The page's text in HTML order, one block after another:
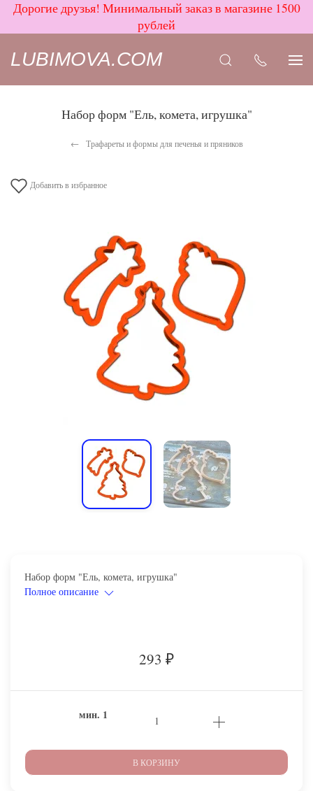
Дорогие друзья! Минимальный заказ в магазине 1500
рублей
LUBIMOVA.COM
Набор форм "Ель, комета, игрушка"
Трафареты и формы для печенья и пряников
Добавить в избранное
Набор форм "Ель, комета, игрушка"
Полное описание
293 ₽
мин. 1
В КОРЗИНУ